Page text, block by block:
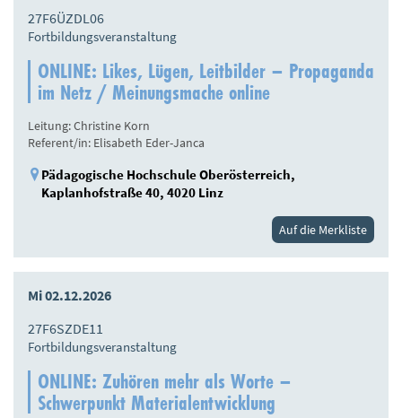
27F6ÜZDL06
Fortbildungsveranstaltung
ONLINE: Likes, Lügen, Leitbilder – Propaganda
im Netz / Meinungsmache online
Leitung: Christine Korn
Referent/in: Elisabeth Eder-Janca
Pädagogische Hochschule Oberösterreich,
Kaplanhofstraße 40, 4020 Linz
Auf die Merkliste
Mi 02.12.2026
27F6SZDE11
Fortbildungsveranstaltung
ONLINE: Zuhören mehr als Worte –
Schwerpunkt Materialentwicklung